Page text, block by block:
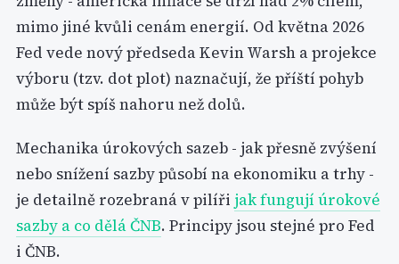
mimo jiné kvůli cenám energií. Od května 2026
Fed vede nový předseda Kevin Warsh a projekce
výboru (tzv. dot plot) naznačují, že příští pohyb
může být spíš nahoru než dolů.
Mechanika úrokových sazeb - jak přesně zvýšení
nebo snížení sazby působí na ekonomiku a trhy -
je detailně rozebraná v pilíři jak fungují úrokové
sazby a co dělá ČNB. Principy jsou stejné pro Fed
i ČNB.